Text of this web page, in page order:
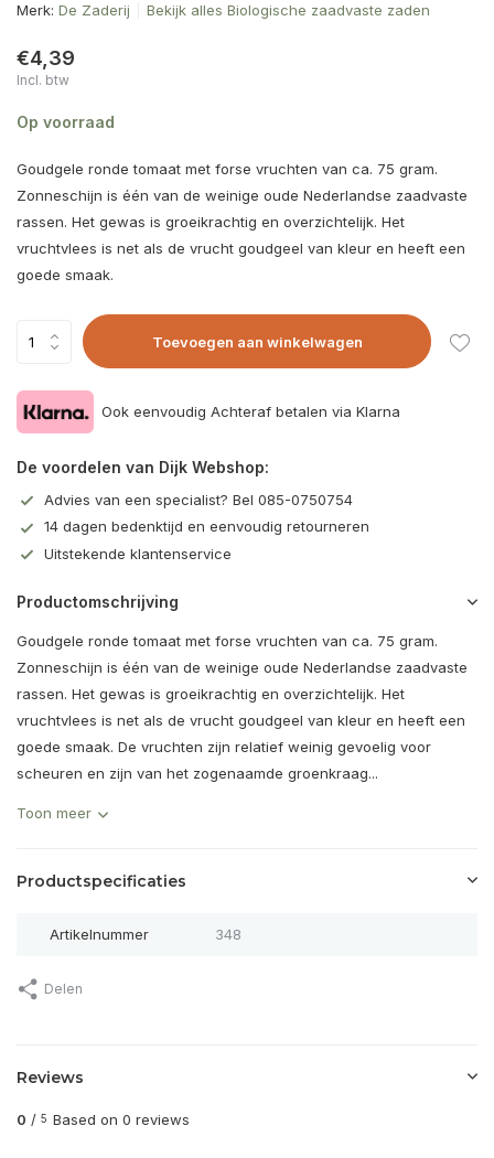
Merk: De Zaderij Bekijk alles Biologische zaadvaste zaden
€4,39
Incl. btw
Op voorraad
Goudgele ronde tomaat met forse vruchten van ca. 75 gram.
Zonneschijn is één van de weinige oude Nederlandse zaadvaste
rassen. Het gewas is groeikrachtig en overzichtelijk. Het
vruchtvlees is net als de vrucht goudgeel van kleur en heeft een
goede smaak.
Toevoegen aan winkelwagen
Ook eenvoudig Achteraf betalen via Klarna
De voordelen van Dijk Webshop:
Advies van een specialist? Bel 085-0750754
14 dagen bedenktijd en eenvoudig retourneren
Uitstekende klantenservice
Productomschrijving
Goudgele ronde tomaat met forse vruchten van ca. 75 gram.
Zonneschijn is één van de weinige oude Nederlandse zaadvaste
rassen. Het gewas is groeikrachtig en overzichtelijk. Het
vruchtvlees is net als de vrucht goudgeel van kleur en heeft een
goede smaak. De vruchten zijn relatief weinig gevoelig voor
scheuren en zijn van het zogenaamde groenkraag...
Toon meer
Productspecificaties
Artikelnummer 348
Delen
Reviews
0 / 5 Based on 0 reviews